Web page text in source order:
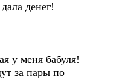
денег!
у меня бабуля!
за пары по